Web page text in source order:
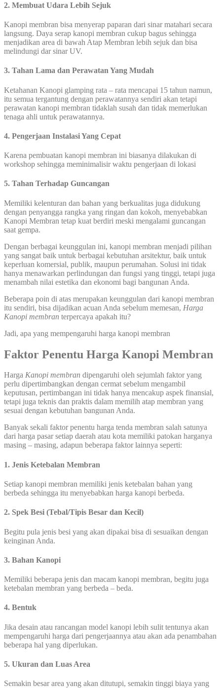
2. Membuat Udara Lebih Sejuk
Kanopi membran bisa menyerap paparan dari sinar matahari secara
langsung. Daya serap kanopi membran cukup bagus sehingga
menjadikan area di bawah Atap Membran lebih sejuk dan bisa
melindungi dar sinar UV.
3. Tahan Lama dan Perawatan Yang Mudah
Ketahanan Kanopi glamping rata – rata mencapai 15 tahun namun,
itu semua tergantung dengan perawatannya sendiri akan tetapi
perawatan kanopi membran tidaklah susah dan tidak memerlukan
tenaga ahli untuk perawatannya.
4. Pengerjaan Instalasi Yang Cepat
Karena pembuatan kanopi membran ini biasanya dilakukan di
workshop sehingga meminimalisir waktu pengerjaan di lokasi
5. Tahan Terhadap Guncangan
Memiliki kelenturan dan bahan yang berkualitas juga didukung
dengan penyangga rangka yang ringan dan kokoh, menyebabkan
Kanopi Membran tetap kuat berdiri meski mengalami guncangan
saat gempa.
Dengan berbagai keunggulan ini, kanopi membran menjadi pilihan
yang sangat baik untuk berbagai kebutuhan arsitektur, baik untuk
keperluan komersial, publik, maupun perumahan. Solusi ini tidak
hanya menawarkan perlindungan dan fungsi yang tinggi, tetapi juga
menambah nilai estetika dan ekonomi bagi bangunan Anda.
Beberapa poin di atas merupakan keunggulan dari kanopi membran
itu sendiri, bisa dijadikan acuan Anda sebelum memesan, Harga
Kanopi membran terpercaya apakah itu?
Jadi, apa yang mempengaruhi harga kanopi membran
Faktor Penentu Harga Kanopi Membran
Harga Kanopi membran dipengaruhi oleh sejumlah faktor yang
perlu dipertimbangkan dengan cermat sebelum mengambil
keputusan, pertimbangan ini tidak hanya mencakup aspek finansial,
tetapi juga teknis dan praktis dalam memilih atap membran yang
sesuai dengan kebutuhan bangunan Anda.
Banyak sekali faktor penentu harga tenda membran salah satunya
dari harga pasar setiap daerah atau kota memiliki patokan harganya
masing – masing, adapun beberapa faktor lainnya seperti:
1. Jenis Ketebalan Membran
Setiap kanopi membran memiliki jenis ketebalan bahan yang
berbeda sehingga itu menyebabkan harga kanopi berbeda.
2. Spek Besi (Tebal/Tipis Besar dan Kecil)
Begitu pula jenis besi yang akan dipakai bisa di sesuaikan dengan
keinginan Anda.
3. Bahan Kanopi
Memiliki beberapa jenis dan macam kanopi membran, begitu juga
ketebalan membran yang berbeda – beda.
4. Bentuk
Jika desain atau rancangan model kanopi lebih sulit tentunya akan
mempengaruhi harga dari pengerjaannya atau akan ada penambahan
beberapa hal yang diperlukan.
5. Ukuran dan Luas Area
Semakin besar area yang akan ditutupi, semakin tinggi biaya yang